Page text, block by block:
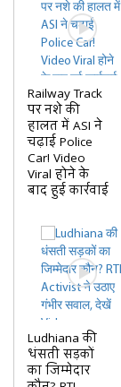
Railway Track
पर नशे की
हालत में ASI ने
चढ़ाई Police
Car! Video
Viral होने के
बाद हुई कार्रवाई
Ludhiana की
धंसती सड़कों
का जिम्मेदार